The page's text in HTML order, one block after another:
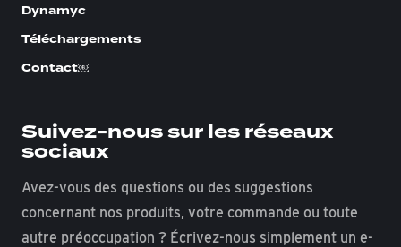
Dynamyc
Téléchargements
Contact￼
Suivez-nous sur les réseaux
sociaux
Avez-vous des questions ou des suggestions
concernant nos produits, votre commande ou toute
autre préoccupation ? Écrivez-nous simplement un e-